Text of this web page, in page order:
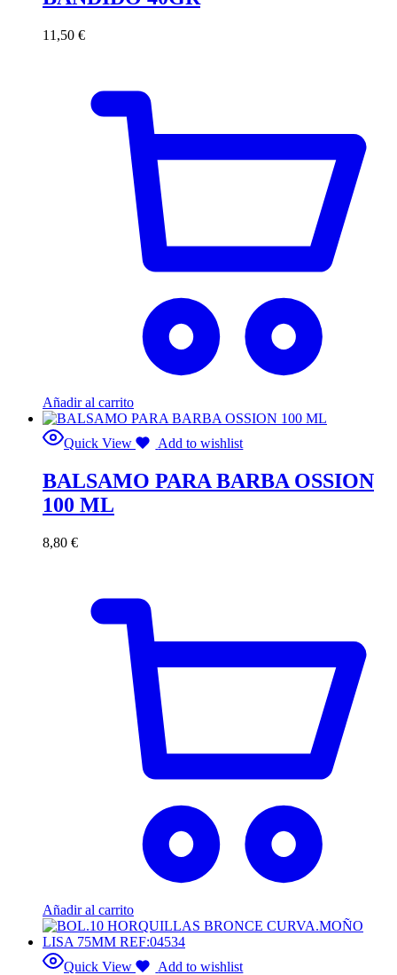
11,50 €
Añadir al carrito
Quick View Add to wishlist
BALSAMO PARA BARBA OSSION
100 ML
8,80 €
Añadir al carrito
Quick View Add to wishlist